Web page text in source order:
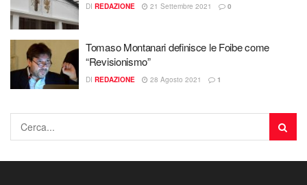
DI REDAZIONE 21 Settembre 2021 0
Tomaso Montanari definisce le Foibe come
“Revisionismo”
DI REDAZIONE 28 Agosto 2021 1